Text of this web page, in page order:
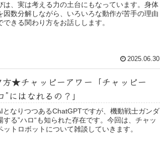
は、実は考える力の土台にもなっています。身体
因数分解しながら、いろいろな動作が苦手の理由
できる関わり方をお話しします。
2025.06.30
方★チャッピーアワー「チャッピー
”にはなれるの？」
となりつつあるChatGPTですが、機動戦士ガンダ
する”ハロ“も知られた存在です。今回は、チャッ
ットロボットについて雑談していきます。